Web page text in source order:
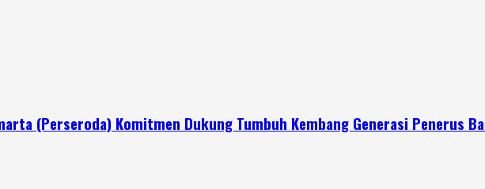
(Perseroda) Komitmen Dukung Tumbuh Kembang Generasi Penerus